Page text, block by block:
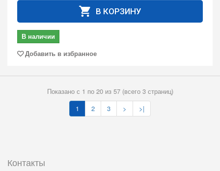
В КОРЗИНУ
В наличии
Добавить в избранное
Показано с 1 по 20 из 57 (всего 3 страниц)
1
2 3 > >|
Контакты